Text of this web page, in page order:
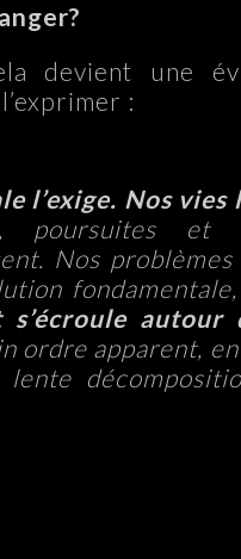
devient une
:
l’exige. Nos vies
poursuites et
Nos problèmes
autour
ordre apparent,
lente